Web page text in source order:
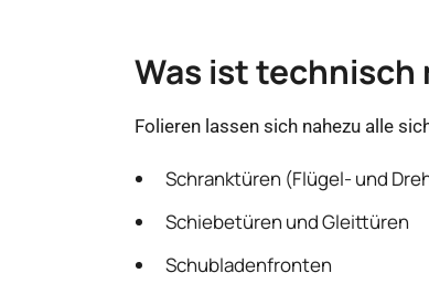
Was ist technisch
Folieren lassen sich nahezu alle
Schranktüren (Flügel- und
Schiebetüren und Gleittüren
Schubladenfronten